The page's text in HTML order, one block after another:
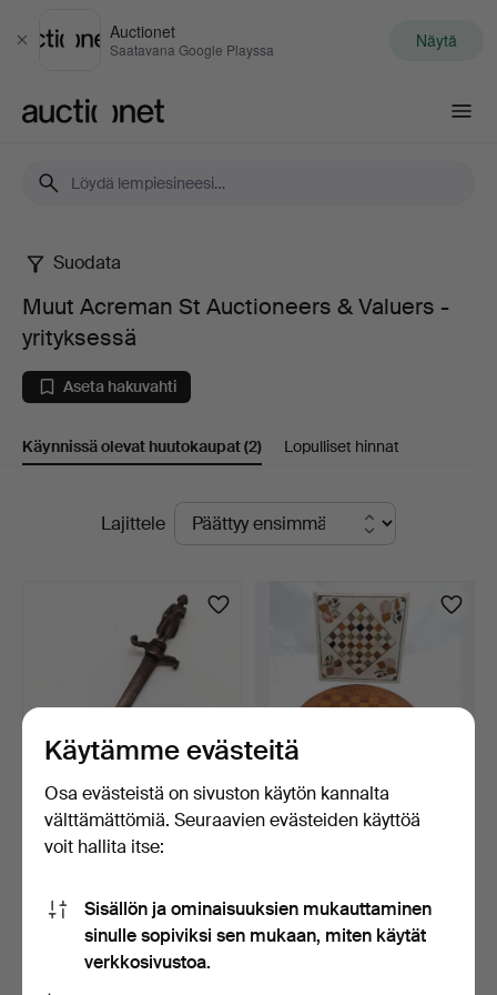
Sulje
Auctionet
Saatavana Google Playssa Näytä
Muut
Acreman
St
Auctioneers
Valuers
yrityksessä
Suodata
Muut Acreman St Auctioneers & Valuers -
yrityksessä
Aseta hakuvahti
Käynnissä olevat huutokaupat(2) Lopulliset hinnat
KäynnissäLajittele
PRONSSINEN
KIRJEENAVAAJA
61 USD
2 x PÖYTÄSHAKKILAUTAA.
54 USD
Aseta hakuvahti
Käytämme evästeitä
Osa evästeistä on sivuston käytön kannalta
välttämättömiä. Seuraavien evästeiden käyttöä
voit hallita itse:
Sisällön ja ominaisuuksien mukauttaminen
sinulle sopiviksi sen mukaan, miten käytät
verkkosivustoa.